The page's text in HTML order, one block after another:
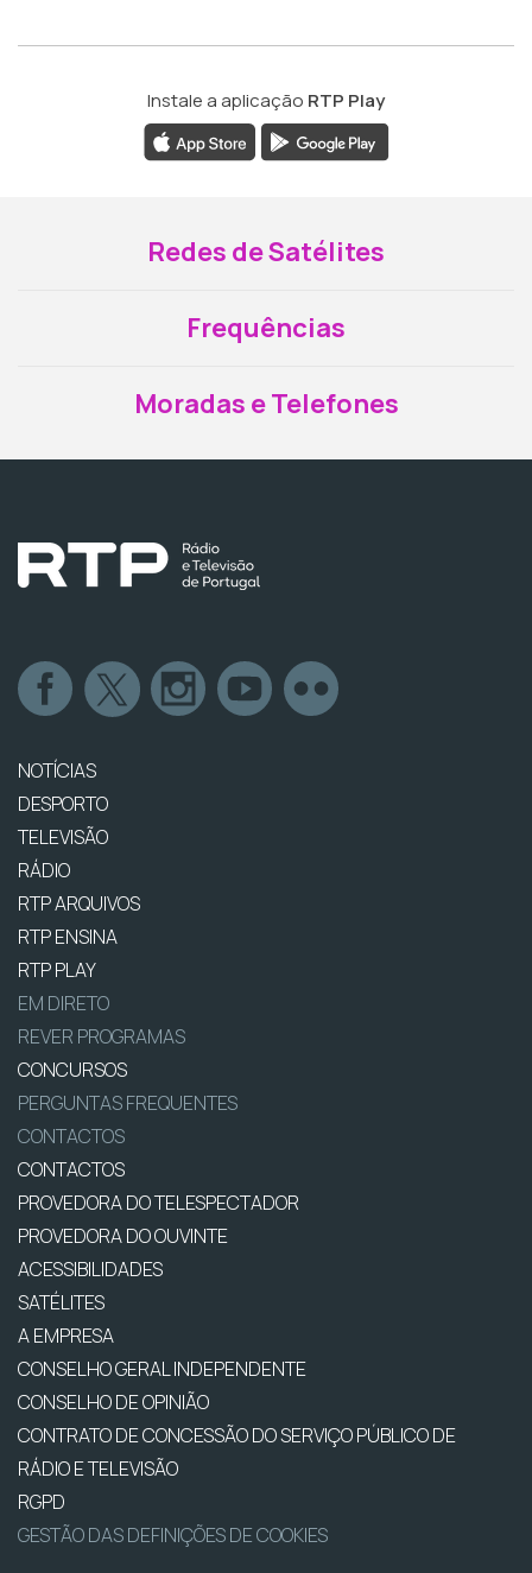
Instale a aplicação RTP Play
Redes de Satélites
Frequências
Moradas e Telefones
NOTÍCIAS
DESPORTO
TELEVISÃO
RÁDIO
RTP ARQUIVOS
RTP ENSINA
RTP PLAY
EM DIRETO
REVER PROGRAMAS
CONCURSOS
PERGUNTAS FREQUENTES
CONTACTOS
CONTACTOS
PROVEDORA DO TELESPECTADOR
PROVEDORA DO OUVINTE
ACESSIBILIDADES
SATÉLITES
A EMPRESA
CONSELHO GERAL INDEPENDENTE
CONSELHO DE OPINIÃO
CONTRATO DE CONCESSÃO DO SERVIÇO PÚBLICO DE
RÁDIO E TELEVISÃO
RGPD
GESTÃO DAS DEFINIÇÕES DE COOKIES